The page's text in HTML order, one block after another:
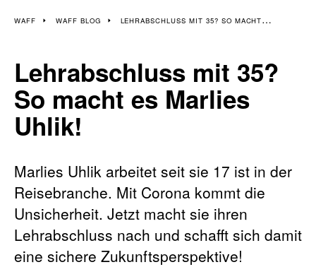
WAFF WAFF BLOG LEHRABSCHLUSS MIT 35? SO MACHT ES MARLIES UHLIK!
Lehrabschluss mit 35?
So macht es Marlies
Uhlik!
Marlies Uhlik arbeitet seit sie 17 ist in der
Reisebranche. Mit Corona kommt die
Unsicherheit. Jetzt macht sie ihren
Lehrabschluss nach und schafft sich damit
eine sichere Zukunftsperspektive!